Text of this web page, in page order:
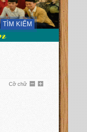
TÌM KIẾM
Cỡ chữ